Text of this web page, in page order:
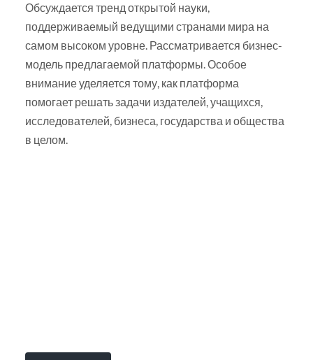
Обсуждается тренд открытой науки,
поддерживаемый ведущими странами мира на
самом высоком уровне. Рассматривается бизнес-
модель предлагаемой платформы. Особое
внимание уделяется тому, как платформа
помогает решать задачи издателей, учащихся,
исследователей, бизнеса, государства и общества
в целом.